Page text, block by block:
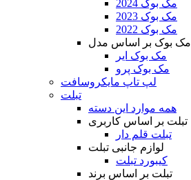
مک بوک 2024
مک بوک 2023
مک بوک 2022
مک بوک بر اساس مدل
مک بوک ایر
مک بوک پرو
لپ تاپ مایکروسافت
تبلت
همه موارد این دسته
تبلت بر اساس کاربری
تبلت قلم دار
لوازم جانبی تبلت
کیبورد تبلت
تبلت بر اساس برند